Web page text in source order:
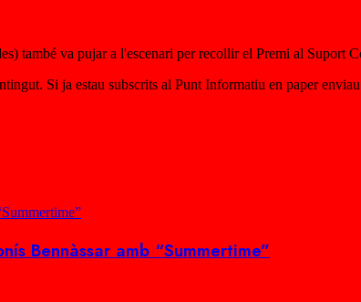
també va pujar a l'escenari per recollir el Premi al Suport
Si ja estau subscrits al Punt Informatiu en paper
Bennàssar amb “Summertime”